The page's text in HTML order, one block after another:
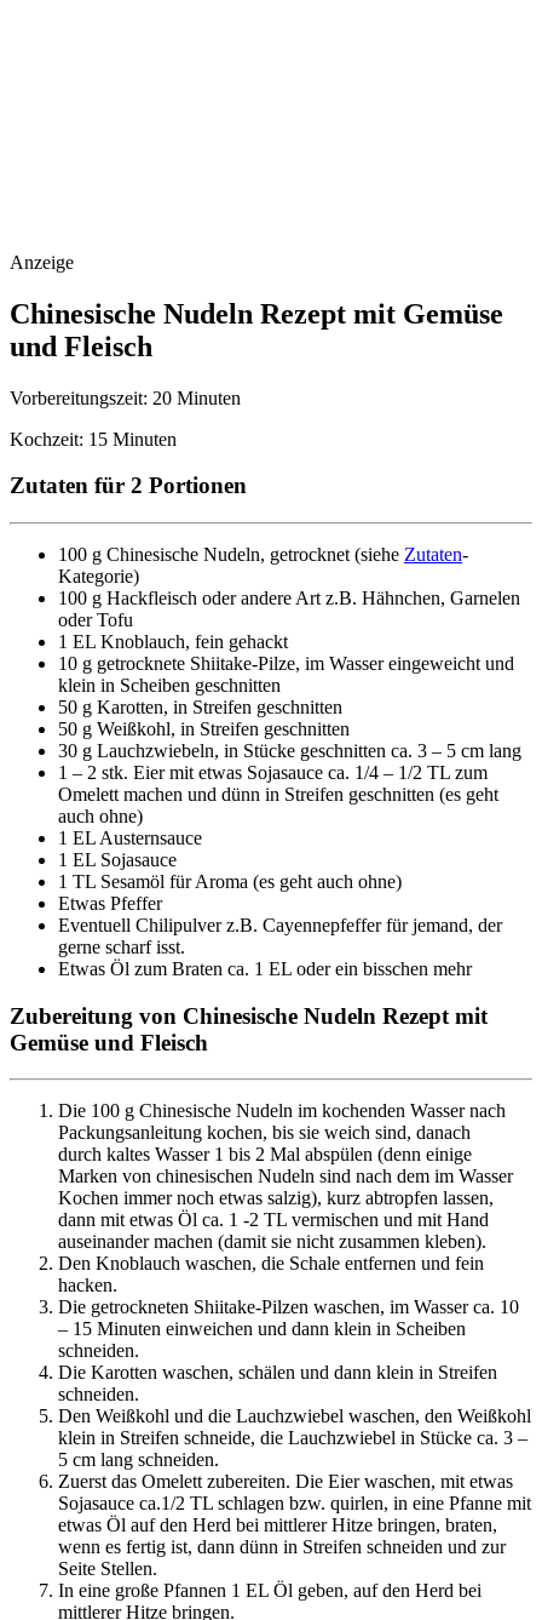
Anzeige
Chinesische Nudeln Rezept mit Gemüse
und Fleisch
Vorbereitungszeit: 20 Minuten
Kochzeit: 15 Minuten
Zutaten für 2 Portionen
100 g Chinesische Nudeln, getrocknet (siehe Zutaten-
Kategorie)
100 g Hackfleisch oder andere Art z.B. Hähnchen, Garnelen
oder Tofu
1 EL Knoblauch, fein gehackt
10 g getrocknete Shiitake-Pilze, im Wasser eingeweicht und
klein in Scheiben geschnitten
50 g Karotten, in Streifen geschnitten
50 g Weißkohl, in Streifen geschnitten
30 g Lauchzwiebeln, in Stücke geschnitten ca. 3 – 5 cm lang
1 – 2 stk. Eier mit etwas Sojasauce ca. 1/4 – 1/2 TL zum
Omelett machen und dünn in Streifen geschnitten (es geht
auch ohne)
1 EL Austernsauce
1 EL Sojasauce
1 TL Sesamöl für Aroma (es geht auch ohne)
Etwas Pfeffer
Eventuell Chilipulver z.B. Cayennepfeffer für jemand, der
gerne scharf isst.
Etwas Öl zum Braten ca. 1 EL oder ein bisschen mehr
Zubereitung von Chinesische Nudeln Rezept mit
Gemüse und Fleisch
Die 100 g Chinesische Nudeln im kochenden Wasser nach
Packungsanleitung kochen, bis sie weich sind, danach
durch kaltes Wasser 1 bis 2 Mal abspülen (denn einige
Marken von chinesischen Nudeln sind nach dem im Wasser
Kochen immer noch etwas salzig), kurz abtropfen lassen,
dann mit etwas Öl ca. 1 -2 TL vermischen und mit Hand
auseinander machen (damit sie nicht zusammen kleben).
Den Knoblauch waschen, die Schale entfernen und fein
hacken.
Die getrockneten Shiitake-Pilzen waschen, im Wasser ca. 10
– 15 Minuten einweichen und dann klein in Scheiben
schneiden.
Die Karotten waschen, schälen und dann klein in Streifen
schneiden.
Den Weißkohl und die Lauchzwiebel waschen, den Weißkohl
klein in Streifen schneide, die Lauchzwiebel in Stücke ca. 3 –
5 cm lang schneiden.
Zuerst das Omelett zubereiten. Die Eier waschen, mit etwas
Sojasauce ca.1/2 TL schlagen bzw. quirlen, in eine Pfanne mit
etwas Öl auf den Herd bei mittlerer Hitze bringen, braten,
wenn es fertig ist, dann dünn in Streifen schneiden und zur
Seite Stellen.
In eine große Pfannen 1 EL Öl geben, auf den Herd bei
mittlerer Hitze bringen.